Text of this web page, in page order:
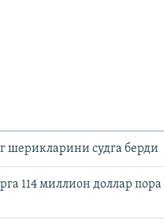
шерикларини судга берди
114 миллион доллар